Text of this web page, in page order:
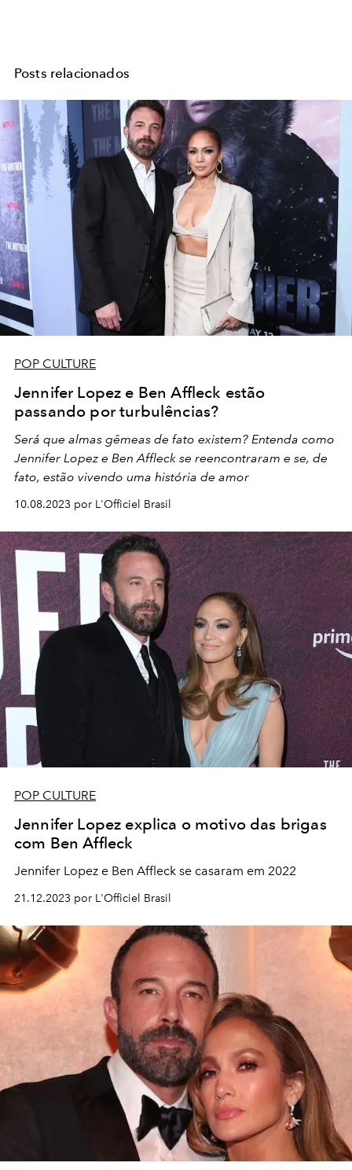
Posts relacionados
POP CULTURE
Jennifer Lopez e Ben Affleck estão
passando por turbulências?
Será que almas gêmeas de fato existem? Entenda como
Jennifer Lopez e Ben Affleck se reencontraram e se, de
fato, estão vivendo uma história de amor
10.08.2023 por L'Officiel Brasil
POP CULTURE
Jennifer Lopez explica o motivo das brigas
com Ben Affleck
Jennifer Lopez e Ben Affleck se casaram em 2022
21.12.2023 por L'Officiel Brasil